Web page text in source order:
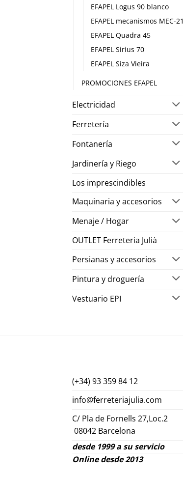
EFAPEL Logus 90 blanco
EFAPEL mecanismos MEC-21
EFAPEL Quadra 45
EFAPEL Sirius 70
EFAPEL Siza Vieira
PROMOCIONES EFAPEL
Electricidad
Ferretería
Fontanería
Jardinería y Riego
Los imprescindibles
Maquinaria y accesorios
Menaje / Hogar
OUTLET Ferreteria Julià
Persianas y accesorios
Pintura y droguería
Vestuario EPI
(+34) 93 359 84 12
info@ferreteriajulia.com
C/ Pla de Fornells 27,Loc.2
08042 Barcelona
desde 1999 a su servicio
Online desde 2013